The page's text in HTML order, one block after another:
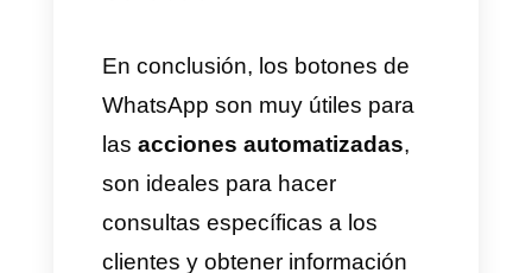
clic en el botón decrear
respuesta rápida
y se nos
desplegará una pequeña lista
donde elegiremos la opción de